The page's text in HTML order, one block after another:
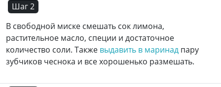
Шаг 2
В свободной миске смешать сок лимона,
растительное масло, специи и достаточное
количество соли. Также выдавить в маринад пару
зубчиков чеснока и все хорошенько размешать.